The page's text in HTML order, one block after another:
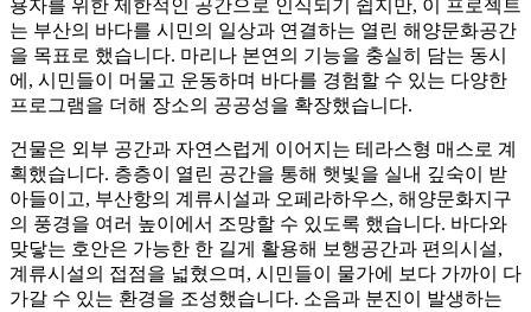
용자를 위한 제한적인 공간으로 인식되기 쉽지만, 이 프로젝트
는 부산의 바다를 시민의 일상과 연결하는 열린 해양문화공간
을 목표로 했습니다. 마리나 본연의 기능을 충실히 담는 동시
에, 시민들이 머물고 운동하며 바다를 경험할 수 있는 다양한
프로그램을 더해 장소의 공공성을 확장했습니다.
건물은 외부 공간과 자연스럽게 이어지는 테라스형 매스로 계
획했습니다. 층층이 열린 공간을 통해 햇빛을 실내 깊숙이 받
아들이고, 부산항의 계류시설과 오페라하우스, 해양문화지구
의 풍경을 여러 높이에서 조망할 수 있도록 했습니다. 바다와
맞닿는 호안은 가능한 한 길게 활용해 보행공간과 편의시설,
계류시설의 접점을 넓혔으며, 시민들이 물가에 보다 가까이 다
가갈 수 있는 환경을 조성했습니다. 소음과 분진이 발생하는